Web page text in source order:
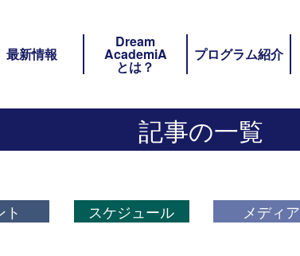
イト内メニュー
最新情報
Dream
AcademiA
とは？
プログラム紹介
記事の一覧
ト スケジュール メディア